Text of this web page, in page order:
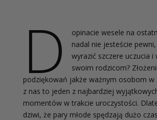
D
opinacie wesele na
nadal nie jesteście
wyrazić szczere uczucia i
swoim rodzicom?
podziękowań jakże ważnym osobom w
z nas to jeden z najbardziej
momentów w trakcie uroczystości.
dziwi, że pary młode spędzają dużo